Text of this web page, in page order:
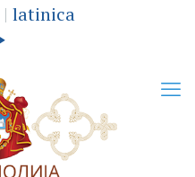
| latinica